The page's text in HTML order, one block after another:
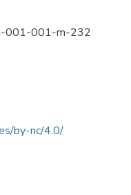
001-001-m-232
by-nc/4.0/